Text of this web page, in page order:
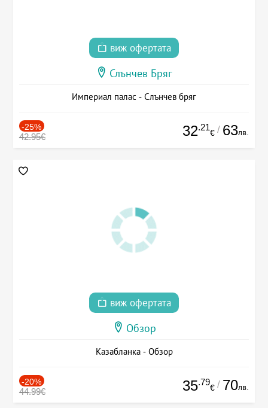
виж офертата
Слънчев Бряг
Империал палас - Слънчев бряг
-25%
42.95€ 32.21
€ / 63лв.
виж офертата
Обзор
Казабланка - Обзор
-20%
44.99€ 35.79
€ / 70лв.